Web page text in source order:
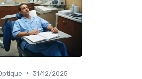
• 31/12/2025